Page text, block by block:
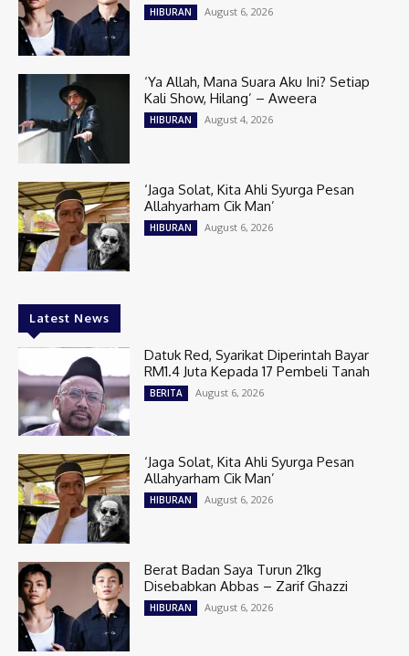
HIBURAN August 6, 2026
‘Ya Allah, Mana Suara Aku Ini? Setiap
Kali Show, Hilang’ – Aweera
HIBURAN August 4, 2026
‘Jaga Solat, Kita Ahli Syurga Pesan
Allahyarham Cik Man’
HIBURAN August 6, 2026
Latest News
Datuk Red, Syarikat Diperintah Bayar
RM1.4 Juta Kepada 17 Pembeli Tanah
BERITA August 6, 2026
‘Jaga Solat, Kita Ahli Syurga Pesan
Allahyarham Cik Man’
HIBURAN August 6, 2026
Berat Badan Saya Turun 21kg
Disebabkan Abbas – Zarif Ghazzi
HIBURAN August 6, 2026